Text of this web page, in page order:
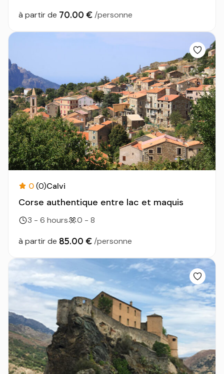
à partir de 70.00 € /personne
0(0)Calvi
Corse authentique entre lac et maquis
3 - 6 hours
0 - 8
à partir de 85.00 € /personne